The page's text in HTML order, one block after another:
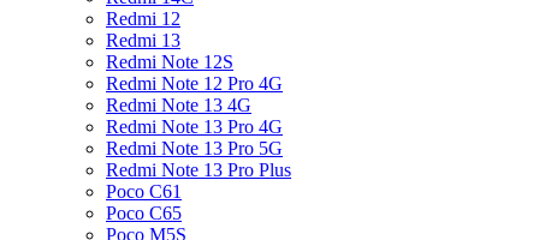
Redmi 12
Redmi 13
Redmi Note 12S
Redmi Note 12 Pro 4G
Redmi Note 13 4G
Redmi Note 13 Pro 4G
Redmi Note 13 Pro 5G
Redmi Note 13 Pro Plus
Poco C61
Poco C65
Poco M5S